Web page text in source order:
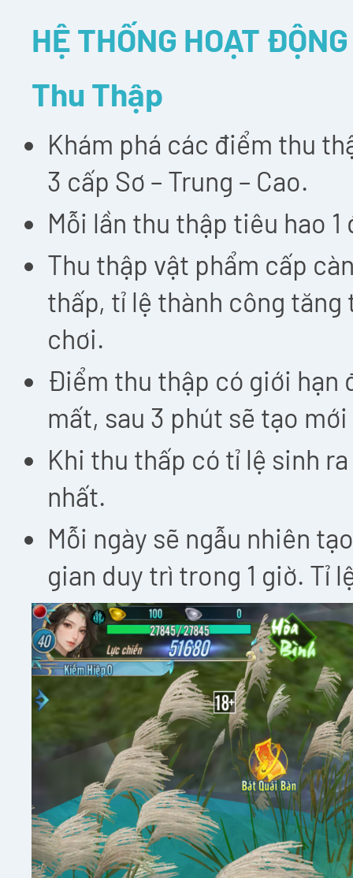
HỆ THỐNG HOẠT ĐỘNG
Thu Thập
Khám phá các điểm thu
3 cấp Sơ – Trung – Cao.
Mỗi lần thu thập tiêu hao
Thu thập vật phẩm cấp
thấp, tỉ lệ thành công
chơi.
Điểm thu thập có giới hạn
mất, sau 3 phút sẽ tạo
Khi thu thấp có tỉ lệ sinh
nhất.
Mỗi ngày sẽ ngẫu nhiên
gian duy trì trong 1 giờ. Tỉ